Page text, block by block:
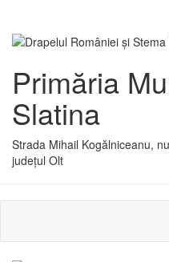
Primăria
Slatina
Strada Mihail Kogălniceanu,
județul Olt